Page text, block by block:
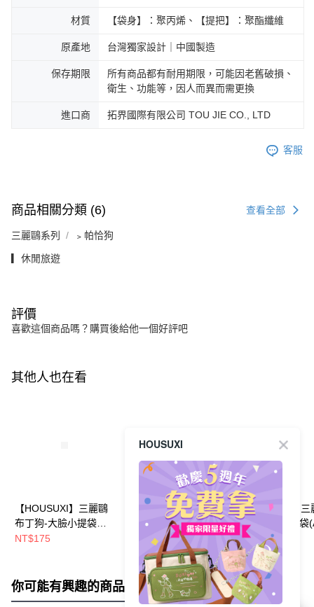
材質 【袋身】：聚丙烯、【提把】：聚酯纖維
原產地 台灣獨家設計｜中國製造
保存期限
所有商品都有耐用期限，可能因老舊破損、
衛生、功能等，因人而異而需更換
進口商 拓界國際有限公司 TOU JIE CO., LTD
客服
商品相關分類 (6) 查看全部
三麗鷗系列 ﹥帕恰狗
▎休閒旅遊
評價
喜歡這個商品嗎？購買後給他一個好評吧
其他人也在看
【HOUSUXI】三麗鷗
布丁狗-大臉小提袋【5
周年慶↘三件75折】
NT$175
【HOUSUXI】三麗鷗
大耳狗喜拿-大臉小提
袋【5周年慶↘三件75
折】
NT$175
【HOUSUXI】三
帕恰狗-兒童餐袋
【5周年慶↘三件
折】
NT$320
你可能有興趣的商品 全站排行
HOUSUXI